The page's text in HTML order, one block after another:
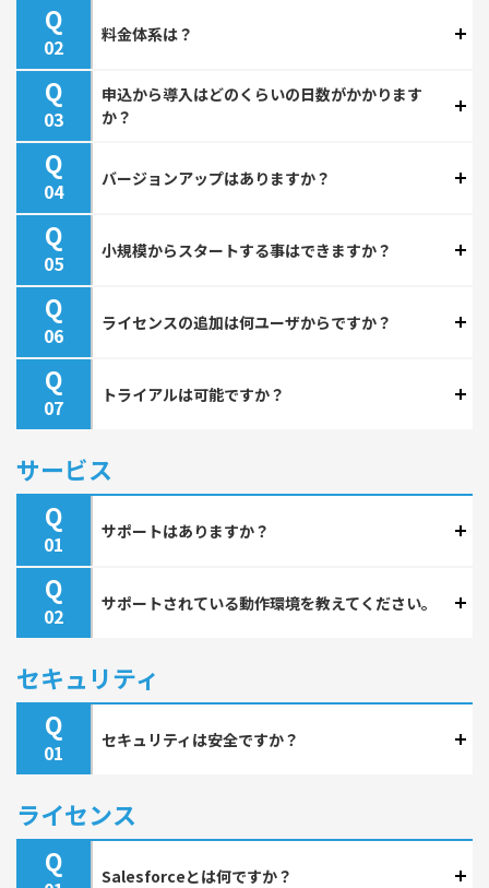
Q 料金体系は？
Q
申込から導入はどのくらいの日数がかかります
か？
Q バージョンアップはありますか？
Q 小規模からスタートする事はできますか？
Q ライセンスの追加は何ユーザからですか？
Q トライアルは可能ですか？
サービス
Q
サポートはありますか？
Q サポートされている動作環境を教えてください。
セキュリティ
Q
セキュリティは安全ですか？
ライセンス
Q
Salesforceとは何ですか？